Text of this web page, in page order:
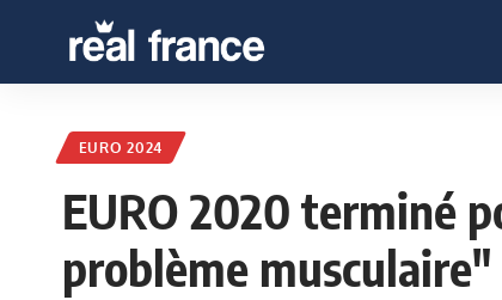
EURO 2024
EURO 2020 terminé
problème musculaire"